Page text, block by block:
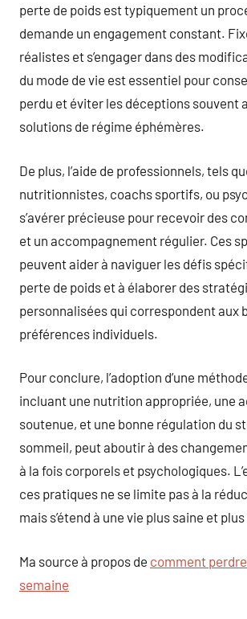
perte de poids est typiquement un
demande un engagement constant.
réalistes et s’engager dans des
du mode de vie est essentiel pour
perdu et éviter les déceptions souvent
solutions de régime éphémères.
De plus, l’aide de professionnels, tels
nutritionnistes, coachs sportifs, ou
s’avérer précieuse pour recevoir des
et un accompagnement régulier. Ces
peuvent aider à naviguer les défis
perte de poids et à élaborer des
personnalisées qui correspondent aux
préférences individuels.
Pour conclure, l’adoption d’une
incluant une nutrition appropriée, une
soutenue, et une bonne régulation du
sommeil, peut aboutir à des
à la fois corporels et psychologiques.
ces pratiques ne se limite pas à la
mais s’étend à une vie plus saine et
Ma source à propos de comment perdre
semaine